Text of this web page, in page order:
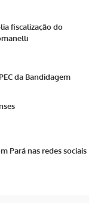
fiscalização do
da Bandidagem
Pará nas redes sociais